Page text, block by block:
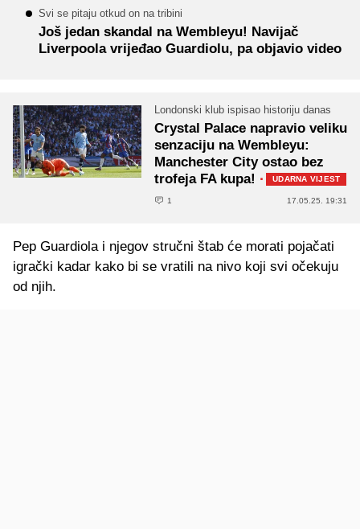
Svi se pitaju otkud on na tribini
Još jedan skandal na Wembleyu! Navijač
Liverpoola vrijeđao Guardiolu, pa objavio video
Londonski klub ispisao historiju danas
Crystal Palace napravio veliku
senzaciju na Wembleyu:
Manchester City ostao bez
trofeja FA kupa! · UDARNA VIJEST
1 17.05.25. 19:31
Pep Guardiola i njegov stručni štab će morati pojačati
igrački kadar kako bi se vratili na nivo koji svi očekuju
od njih.